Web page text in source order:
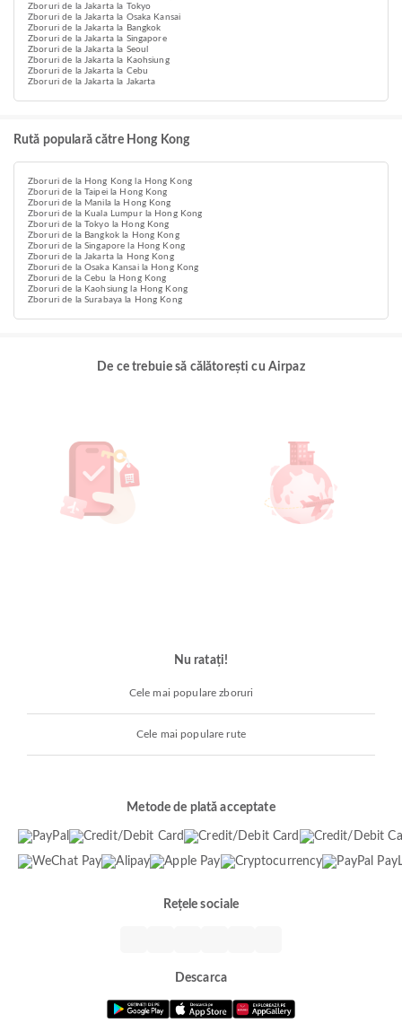
Zboruri de la Jakarta la Tokyo
Zboruri de la Jakarta la Osaka Kansai
Zboruri de la Jakarta la Bangkok
Zboruri de la Jakarta la Singapore
Zboruri de la Jakarta la Seoul
Zboruri de la Jakarta la Kaohsiung
Zboruri de la Jakarta la Cebu
Zboruri de la Jakarta la Jakarta
Rută populară către Hong Kong
Zboruri de la Hong Kong la Hong Kong
Zboruri de la Taipei la Hong Kong
Zboruri de la Manila la Hong Kong
Zboruri de la Kuala Lumpur la Hong Kong
Zboruri de la Tokyo la Hong Kong
Zboruri de la Bangkok la Hong Kong
Zboruri de la Singapore la Hong Kong
Zboruri de la Jakarta la Hong Kong
Zboruri de la Osaka Kansai la Hong Kong
Zboruri de la Cebu la Hong Kong
Zboruri de la Kaohsiung la Hong Kong
Zboruri de la Surabaya la Hong Kong
De ce trebuie să călătorești cu Airpaz
Nu ratați!
Cele mai populare zboruri
Cele mai populare rute
Metode de plată acceptate
Rețele sociale
Descarca